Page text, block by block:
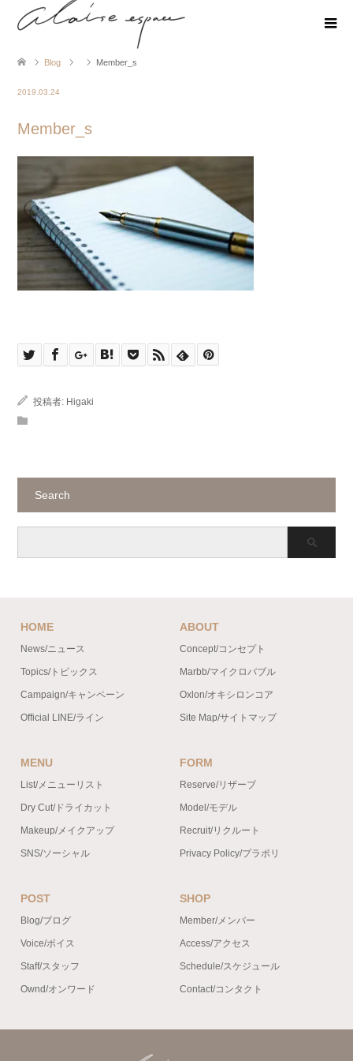
Blog Member_s
2019.03.24
Member_s
投稿者: Higaki
Search
HOME
News/ニュース
Topics/トピックス
Campaign/キャンペーン
Official LINE/ライン
ABOUT
Concept/コンセプト
Marbb/マイクロバブル
Oxlon/オキシロンコア
Site Map/サイトマップ
MENU
List/メニューリスト
Dry Cut/ドライカット
Makeup/メイクアップ
SNS/ソーシャル
FORM
Reserve/リザーブ
Model/モデル
Recruit/リクルート
Privacy Policy/プラポリ
POST
Blog/ブログ
Voice/ボイス
Staff/スタッフ
Ownd/オンワード
SHOP
Member/メンバー
Access/アクセス
Schedule/スケジュール
Contact/コンタクト